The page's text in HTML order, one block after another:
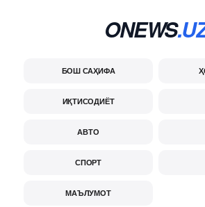
ONEWS
БОШ САҲИФА
ИҚТИСОДИЁТ
АВТО
СПОРТ
МАЪЛУМОТ